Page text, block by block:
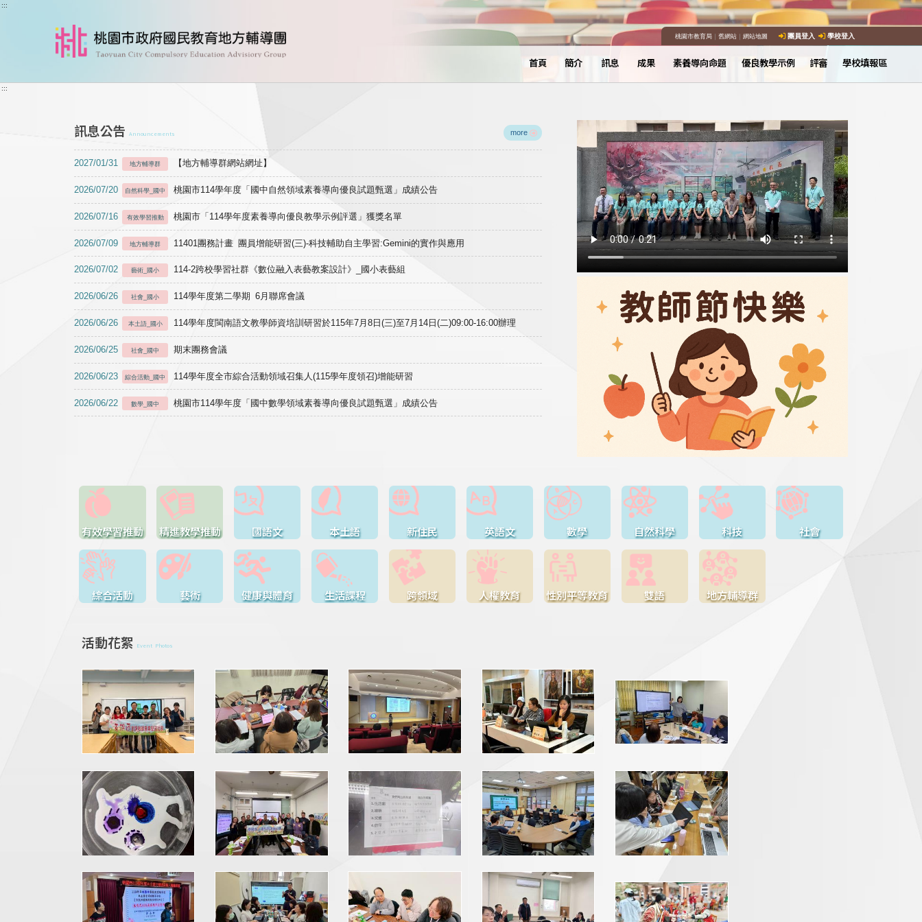
跳到主要內容
:::
桃園市教育局｜ 舊網站｜ 網站地圖 團員登入 學校登入
首頁 簡介 訊息 成果 素養導向命題 優良教學示例 評審 學校填報區
:::
訊息公告 Announcements more
2027/01/31 地方輔導群 【地方輔導群網站網址】
2026/07/20 自然科學_國中 桃園市114學年度「國中自然領域素養導向優良試題甄選」成績公告
2026/07/16 有效學習推動 桃園市「114學年度素養導向優良教學示例評選」獲獎名單
2026/07/09 地方輔導群 11401團務計畫 團員增能研習(三)-科技輔助自主學習:Gemini的實作與應用
2026/07/02 藝術_國小 114-2跨校學習社群《數位融入表藝教案設計》_國小表藝組
2026/06/26 社會_國小 114學年度第二學期 6月聯席會議
2026/06/26 本土語_國小 114學年度閩南語文教學師資培訓研習於115年7月8日(三)至7月14日(二)09:00-16:00辦理
2026/06/25 社會_國中 期末團務會議
2026/06/23 綜合活動_國中 114學年度全市綜合活動領域召集人(115學年度領召)增能研習
2026/06/22 數學_國中 桃園市114學年度「國中數學領域素養導向優良試題甄選」成績公告
有效學習推動 精進教學推動 國語文 本土語 新住民 英語文 數學 自然科學 科技 社會
綜合活動 藝術 健康與體育 生活課程 跨領域 人權教育 性別平等教育 雙語 地方輔導群
活動花絮 Event Photos